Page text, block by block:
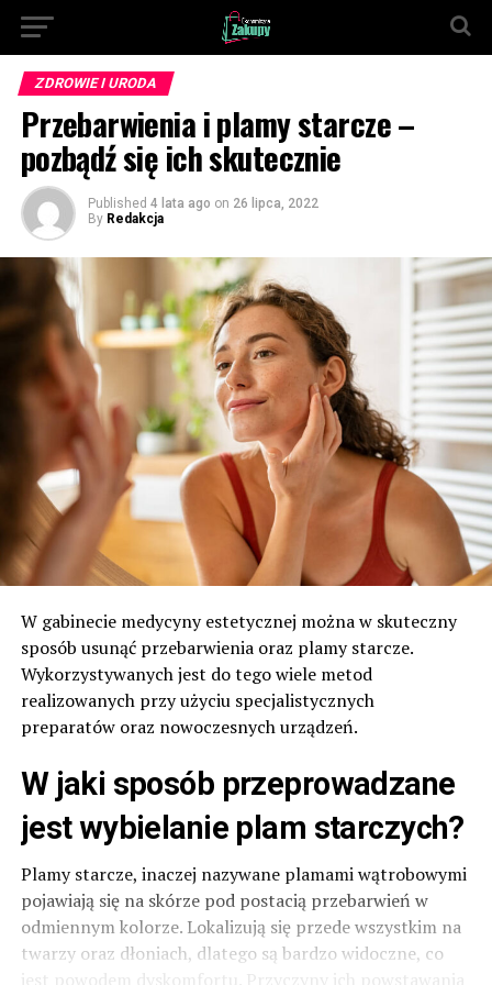
ZDROWIE I URODA
Przebarwienia i plamy starcze –
pozbądź się ich skutecznie
Published 4 lata ago on 26 lipca, 2022
By Redakcja
W gabinecie medycyny estetycznej można w skuteczny
sposób usunąć przebarwienia oraz plamy starcze.
Wykorzystywanych jest do tego wiele metod
realizowanych przy użyciu specjalistycznych
preparatów oraz nowoczesnych urządzeń.
W jaki sposób przeprowadzane
jestwybielanie plam starczych?
Plamy starcze, inaczej nazywane plamami wątrobowymi
pojawiają się na skórze pod postacią przebarwień w
odmiennym kolorze. Lokalizują się przede wszystkim na
twarzy oraz dłoniach, dlatego są bardzo widoczne, co